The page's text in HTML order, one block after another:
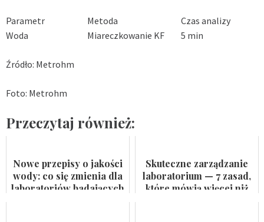
Parametr Metoda
Czas analizy
Woda
Miareczkowanie KF 5 min
Źródło: Metrohm
Foto: Metrohm
Przeczytaj również:
Nowe przepisy o jakości
wody: co się zmienia dla
laboratoriów badających
Skuteczne zarządzanie
laboratorium — 7 zasad,
które mówią więcej niż